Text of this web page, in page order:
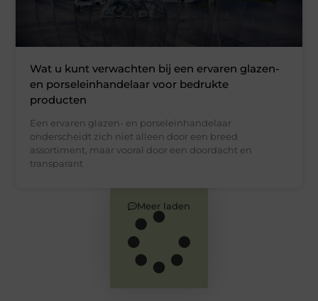
Wat u kunt verwachten bij een ervaren glazen-
en porseleinhandelaar voor bedrukte
producten
Een ervaren glazen- en porseleinhandelaar
onderscheidt zich niet alleen door een breed
assortiment, maar vooral door een doordacht en
transparant
Meer laden